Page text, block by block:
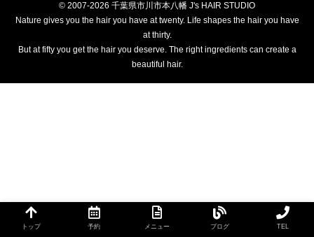
© 2007-2026 千葉県市川市本八幡 J's HAIR STUDIO
Nature gives you the hair you have at twenty. Life shapes the hair you have
at thirty.
But at fifty you get the hair you deserve. The right ingredients can create a
beautiful hair.
トップ 予約 メニュー ブログ TEL